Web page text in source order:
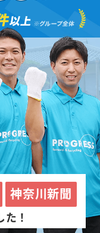
神奈川新聞
！